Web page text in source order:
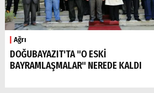
Ağrı
DOĞUBAYAZIT'TA "O ESKİ
BAYRAMLAŞMALAR" NEREDE KALDI